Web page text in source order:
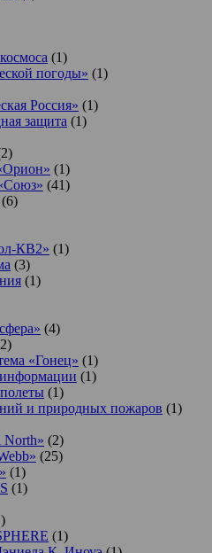
(1)
погоды» (1)
Россия» (1)
защита (1)
(1)
(41)
(6)
КВ2» (1)
(3)
(1)
(4)
«Гонец» (1)
(1)
(1)
и природных пожаров (1)
North» (2)
(25)
(1)
(1)
(1)